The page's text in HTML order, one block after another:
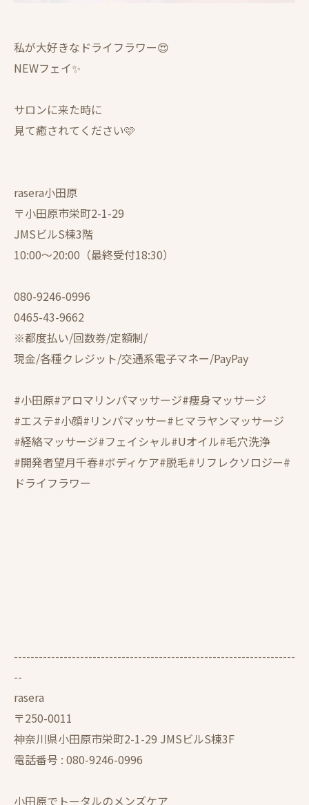
私が大好きなドライフラワー😍
NEWフェイ✨
サロンに来た時に
見て癒されてください🩷
rasera小田原
〒小田原市栄町2-1-29
JMSビルS棟3階
10:00〜20:00（最終受付18:30）
080-9246-0996
0465-43-9662
※都度払い/回数券/定額制/
現金/各種クレジット/交通系電子マネー/PayPay
#小田原#アロマリンパマッサージ#痩身マッサージ
#エステ#小顔#リンパマッサー#ヒマラヤンマッサージ
#経絡マッサージ#フェイシャル#Uオイル#毛穴洗浄
#開発者望月千春#ボディケア#脱毛#リフレクソロジー#
ドライフラワー
--------------------------------------------------------------------
--
rasera
〒250-0011
神奈川県小田原市栄町2-1-29 JMSビルS棟3F
電話番号 : 080-9246-0996
小田原でトータルのメンズケア